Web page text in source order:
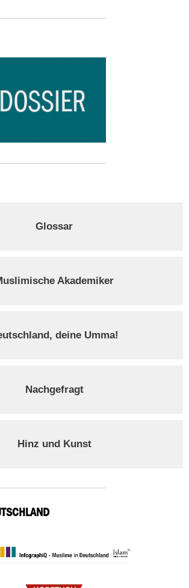
Glossar
Akademiker
deine Umma!
Nachgefragt
Hinz und Kunst